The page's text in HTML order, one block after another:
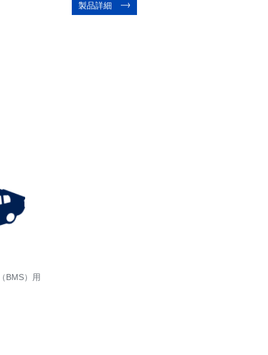
製品詳細
BMS）用